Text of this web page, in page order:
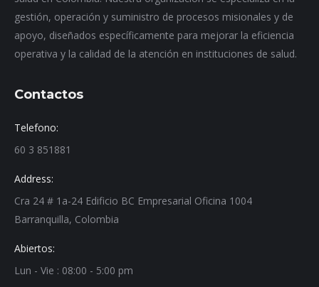
gestión, operación y suministro de procesos misionales y de
apoyo, diseñados específicamente para mejorar la eficiencia
operativa y la calidad de la atención en instituciones de salud.
Contactos
Telefono:
60 3 851881
Address:
Cra 24 # 1a-24 Edificio BC Empresarial Oficina 1004
Barranquilla, Colombia
Abiertos:
Lun - Vie : 08:00 - 5:00 pm